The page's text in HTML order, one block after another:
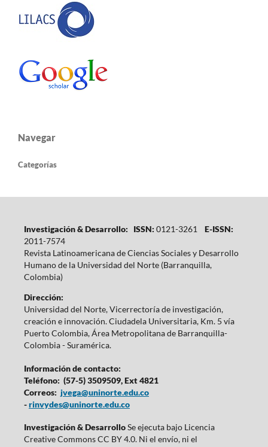
Navegar
Categorías
Investigación & Desarrollo: ISSN: 0121-3261
E-ISSN:
2011-7574
Revista Latinoamericana de Ciencias Sociales y Desarrollo
Humano de la Universidad del Norte (Barranquilla,
Colombia)
Dirección:
Universidad del Norte, Vicerrectoría de investigación,
creación e innovación. Ciudadela Universitaria, Km. 5 vía
Puerto Colombia, Área Metropolitana de Barranquilla-
Colombia - Suramérica.
Información de contacto:
Teléfono: (57-5) 3509509, Ext 4821
Correos: jvega@uninorte.edu.co
-rinvydes@uninorte.edu.co
Investigación & DesarrolloSe ejecuta bajo Licencia
Creative Commons CC BY 4.0. Ni el envío, ni el